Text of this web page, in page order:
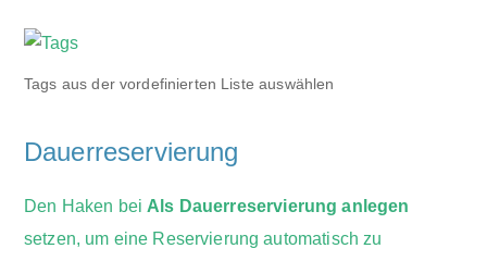
Tags aus der vordefinierten Liste auswählen
Dauerreservierung
Den Haken bei Als Dauerreservierung anlegen
setzen, um eine Reservierung automatisch zu